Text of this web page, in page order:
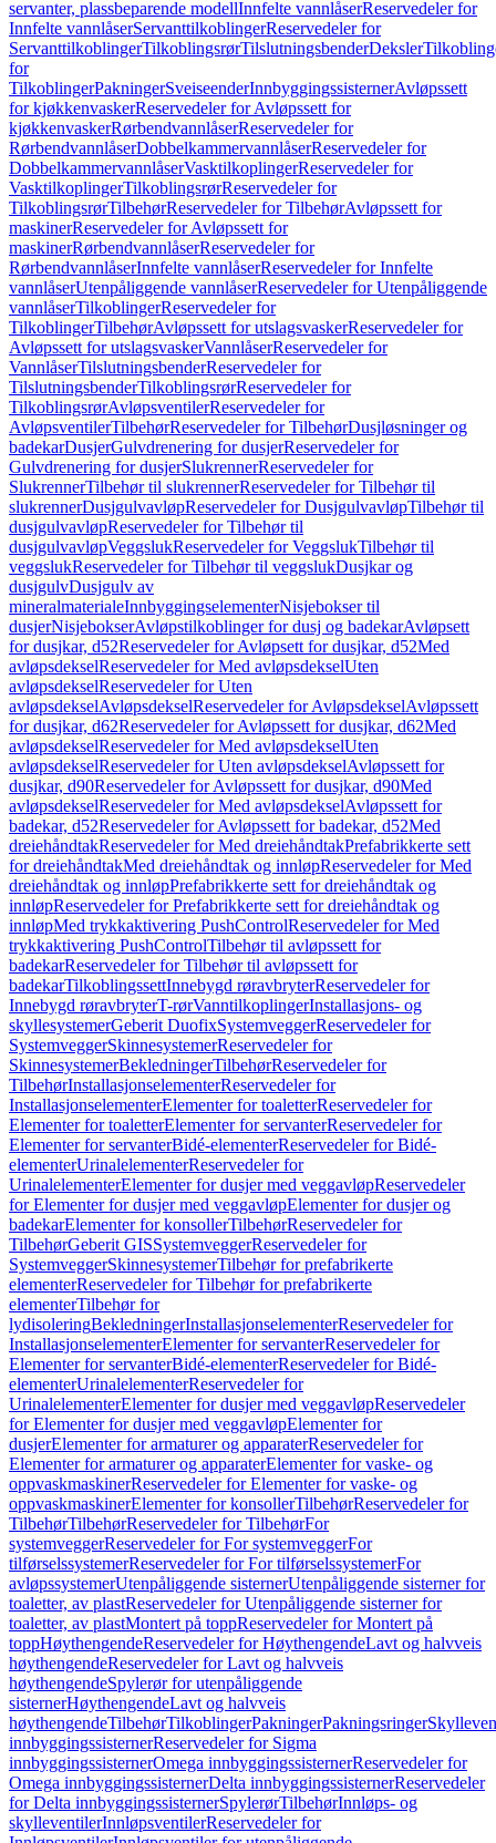
servanter, plassbeparende modellInnfelte vannlåserReservedeler for
Innfelte vannlåserServanttilkoblingerReservedeler for
ServanttilkoblingerTilkoblingsrørTilslutningsbenderDeksler
for
TilkoblingerPakningerSveiseenderInnbyggingssisternerAvløpssett
for kjøkkenvaskerReservedeler for Avløpssett for
kjøkkenvaskerRørbendvannlåserReservedeler for
RørbendvannlåserDobbelkammervannlåserReservedeler for
DobbelkammervannlåserVasktilkoplingerReservedeler for
VasktilkoplingerTilkoblingsrørReservedeler for
TilkoblingsrørTilbehørReservedeler for TilbehørAvløpssett for
maskinerReservedeler for Avløpssett for
maskinerRørbendvannlåserReservedeler for
RørbendvannlåserInnfelte vannlåserReservedeler for Innfelte
vannlåserUtenpåliggende vannlåserReservedeler for Utenpåliggende
vannlåserTilkoblingerReservedeler for
TilkoblingerTilbehørAvløpssett for utslagsvaskerReservedeler for
Avløpssett for utslagsvaskerVannlåserReservedeler for
VannlåserTilslutningsbenderReservedeler for
TilslutningsbenderTilkoblingsrørReservedeler for
TilkoblingsrørAvløpsventilerReservedeler for
AvløpsventilerTilbehørReservedeler for TilbehørDusjløsninger og
badekarDusjerGulvdrenering for dusjerReservedeler for
Gulvdrenering for dusjerSlukrennerReservedeler for
SlukrennerTilbehør til slukrennerReservedeler for Tilbehør til
slukrennerDusjgulvavløpReservedeler for DusjgulvavløpTilbehør til
dusjgulvavløpReservedeler for Tilbehør til
dusjgulvavløpVeggslukReservedeler for VeggslukTilbehør til
veggslukReservedeler for Tilbehør til veggslukDusjkar og
dusjgulvDusjgulv av
mineralmaterialeInnbyggingselementerNisjebokser til
dusjerNisjebokserAvløpstilkoblinger for dusj og badekarAvløpsett
for dusjkar, d52Reservedeler for Avløpsett for dusjkar, d52Med
avløpsdekselReservedeler for Med avløpsdekselUten
avløpsdekselReservedeler for Uten
avløpsdekselAvløpsdekselReservedeler for AvløpsdekselAvløpssett
for dusjkar, d62Reservedeler for Avløpssett for dusjkar, d62Med
avløpsdekselReservedeler for Med avløpsdekselUten
avløpsdekselReservedeler for Uten avløpsdekselAvløpssett for
dusjkar, d90Reservedeler for Avløpssett for dusjkar, d90Med
avløpsdekselReservedeler for Med avløpsdekselAvløpssett for
badekar, d52Reservedeler for Avløpssett for badekar, d52Med
dreiehåndtakReservedeler for Med dreiehåndtakPrefabrikkerte sett
for dreiehåndtakMed dreiehåndtak og innløpReservedeler for Med
dreiehåndtak og innløpPrefabrikkerte sett for dreiehåndtak og
innløpReservedeler for Prefabrikkerte sett for dreiehåndtak og
innløpMed trykkaktivering PushControlReservedeler for Med
trykkaktivering PushControlTilbehør til avløpssett for
badekarReservedeler for Tilbehør til avløpssett for
badekarTilkoblingssettInnebygd røravbryterReservedeler for
Innebygd røravbryterT-rørVanntilkoplingerInstallasjons- og
skyllesystemerGeberit DuofixSystemveggerReservedeler for
SystemveggerSkinnesystemerReservedeler for
SkinnesystemerBekledningerTilbehørReservedeler for
TilbehørInstallasjonselementerReservedeler for
InstallasjonselementerElementer for toaletterReservedeler for
Elementer for toaletterElementer for servanterReservedeler for
Elementer for servanterBidé-elementerReservedeler for Bidé-
elementerUrinalelementerReservedeler for
UrinalelementerElementer for dusjer med veggavløpReservedeler
for Elementer for dusjer med veggavløpElementer for dusjer og
badekarElementer for konsollerTilbehørReservedeler for
TilbehørGeberit GISSystemveggerReservedeler for
SystemveggerSkinnesystemerTilbehør for prefabrikerte
elementerReservedeler for Tilbehør for prefabrikerte
elementerTilbehør for
lydisoleringBekledningerInstallasjonselementerReservedeler for
InstallasjonselementerElementer for servanterReservedeler for
Elementer for servanterBidé-elementerReservedeler for Bidé-
elementerUrinalelementerReservedeler for
UrinalelementerElementer for dusjer med veggavløpReservedeler
for Elementer for dusjer med veggavløpElementer for
dusjerElementer for armaturer og apparaterReservedeler for
Elementer for armaturer og apparaterElementer for vaske- og
oppvaskmaskinerReservedeler for Elementer for vaske- og
oppvaskmaskinerElementer for konsollerTilbehørReservedeler for
TilbehørTilbehørReservedeler for TilbehørFor
systemveggerReservedeler for For systemveggerFor
tilførselssystemerReservedeler for For tilførselssystemerFor
avløpssystemerUtenpåliggende sisternerUtenpåliggende sisterner for
toaletter, av plastReservedeler for Utenpåliggende sisterner for
toaletter, av plastMontert på toppReservedeler for Montert på
toppHøythengendeReservedeler for HøythengendeLavt og halvveis
høythengendeReservedeler for Lavt og halvveis
høythengendeSpylerør for utenpåliggende
sisternerHøythengendeLavt og halvveis
høythengendeTilbehørTilkoblingerPakningerPakningsringer
innbyggingssisternerReservedeler for Sigma
innbyggingssisternerOmega innbyggingssisternerReservedeler for
Omega innbyggingssisternerDelta innbyggingssisternerReservedeler
for Delta innbyggingssisternerSpylerørTilbehørInnløps- og
skylleventilerInnløpsventilerReservedeler for